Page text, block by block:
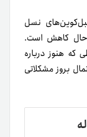
نسل
حال کاهش است.
که هنوز درباره
بروز مشکلاتی